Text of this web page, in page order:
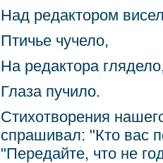
Над редактором
Птичье чучело,
На редактора
Глаза пучило.
Стихотворения
спрашивал: "Кто вас
"Передайте, что не